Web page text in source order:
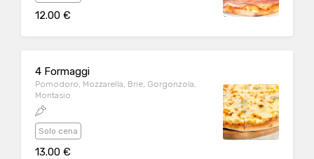
12.00 €
4 Formaggi
Pomodoro, Mozzarella, Brie, Gorgonzola,
Montasio
Solo cena
13.00 €